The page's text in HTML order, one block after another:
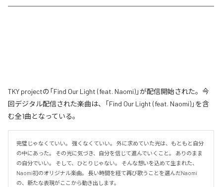
TKY projectの「Find Our Light (feat. Naomi)」が配信開始された。今
回デジタル配信された楽曲は、「Find Our Light (feat. Naomi)」を含
む全1曲となっている。
完璧じゃなくていい。 強くなくていい。 外に求めていた光は、もともと自分
の中にあった。 その光に気づき、自分を信じて進んでいくこと。 ありのまま
の自分でいい。 そして、ひとりじゃない。 そんな想いを込めて生まれた、
Naomi初のオリジナル楽曲。 長い時間を経て再び歌うことを選んだNaomi
の、新たな表現がここから動き出します。